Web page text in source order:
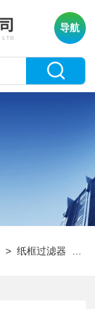
导航
>纸框过滤器